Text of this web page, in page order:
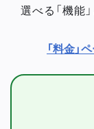
選べる「機能
「料金」